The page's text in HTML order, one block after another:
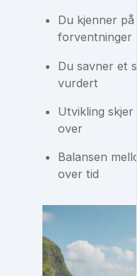
Du kjenner
forventninger
Du savner et
vurdert
Utvikling
over
Balansen
over tid